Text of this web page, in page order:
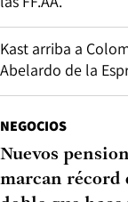
Kast arriba a
Abelardo de la
NEGOCIOS
Nuevos
marcan récord